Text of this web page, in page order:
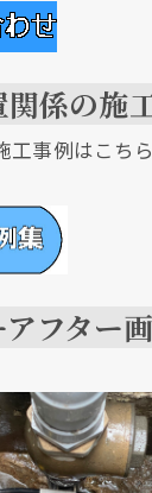
係の施
工事例はこちら
アフター
ォー